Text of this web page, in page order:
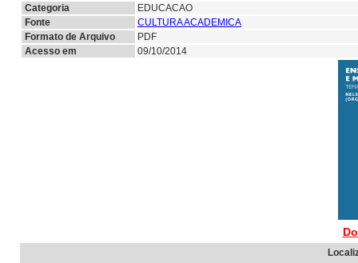
Categoria
EDUCACAO
Fonte
CULTURA ACADEMICA
Formato de Arquivo
PDF
Acesso em
09/10/2014